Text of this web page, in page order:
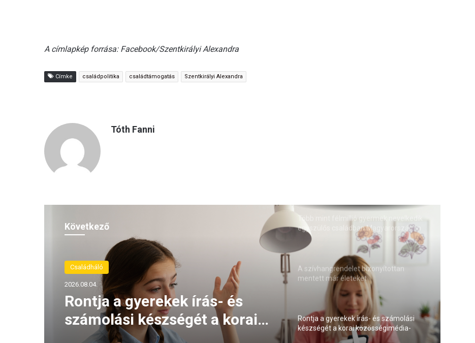
A címlapkép forrása: Facebook/Szentkirályi Alexandra
Címke családpolitika családtámogatás Szentkirályi Alexandra
Tóth Fanni
Következő
Családháló
2026.08.04.
Rontja a gyerekek írás- és
számolási készségét a korai
közösségimédia-használat
Több mint félmillió gyermek nevelkedik
egyszülős családban Magyarországon
(VIDEÓ)
A szívhangrendelet bizonyítottan
mentett már életeket
Rontja a gyerekek írás- és számolási
készségét a korai közösségimédia-
használat